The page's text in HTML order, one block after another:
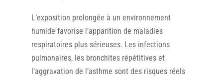
L’exposition prolongée à un environnement
humide favorise l’apparition de maladies
respiratoires plus sérieuses. Les infections
pulmonaires, les bronchites répétitives et
l’aggravation de l’asthme sont des risques réels